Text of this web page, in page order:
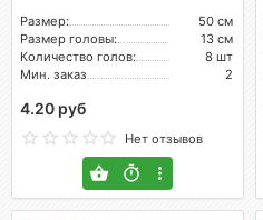
Размер:
50 см
Размер головы:
13 см
Количество голов:
8 шт
Мин. заказ
2
4.20 руб
Нет отзывов